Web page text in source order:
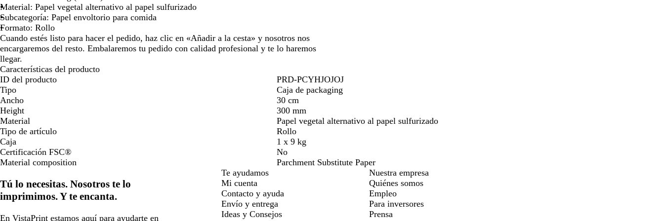
Material: Papel vegetal alternativo al papel sulfurizado
Subcategoría: Papel envoltorio para comida
Formato: Rollo
Cuando estés listo para hacer el pedido, haz clic en «Añadir a la cesta» y nosotros nos
encargaremos del resto. Embalaremos tu pedido con calidad profesional y te lo haremos
llegar.
Características del producto
ID del producto
PRD-PCYHJOJOJ
Tipo
Caja de packaging
Ancho
30 cm
Height
300 mm
Material
Papel vegetal alternativo al papel sulfurizado
Tipo de artículo
Rollo
Caja
1 x 9 kg
Certificación FSC®
No
Material composition
Parchment Substitute Paper
Tú lo necesitas. Nosotros te lo
imprimimos. Y te encanta.
En VistaPrint estamos aquí para ayudarte en
Te ayudamos
Mi cuenta
Contacto y ayuda
Envío y entrega
Ideas y Consejos
Nuestra empresa
Quiénes somos
Empleo
Para inversores
Prensa